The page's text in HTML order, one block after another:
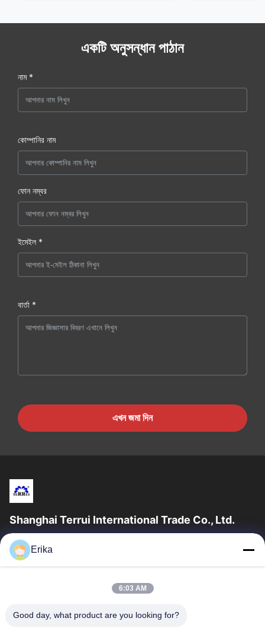
একটি অনুসন্ধান পাঠান
নাম *
কোম্পানির নাম
ফোন নম্বর
ইমেইল *
বার্তা *
এখন জমা দিন
Shanghai Terrui International Trade Co., Ltd.
সাংহাই টেরুই ইন্টারন্যাশনাল ট্রেড কোং লিমিটেড ২০০২ সালে প্রতিষ্ঠিত হয়েছিল যা গবাদি
পশুর সরঞ্জাম বিকাশ, উত্পাদন এবং বিক্রয়ের ক্ষেত্রে বিশেষীকরণ...
গুরুত্বপূর্ণ সংযোগ
পণ্য
আমাদের সম্পর্কে
মান নিয়ন্ত্রণ
Erika
6:03 AM
Good day, what product are you looking for?